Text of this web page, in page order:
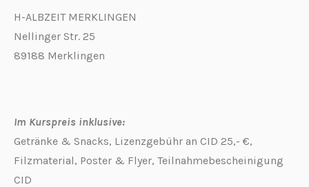
H-ALBZEIT MERKLINGEN
Nellinger Str. 25
89188 Merklingen
Im Kurspreis inklusive:
Getränke & Snacks, Lizenzgebühr an CID 25,- €,
Filzmaterial, Poster & Flyer, Teilnahmebescheinigung
CID